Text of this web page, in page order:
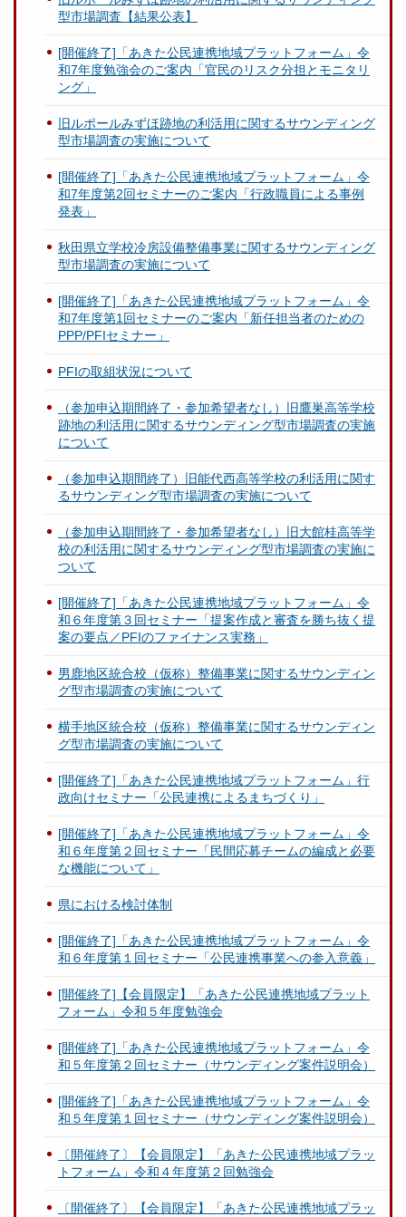
型市場調査【結果公表】
[開催終了]「あきた公民連携地域プラットフォーム」令
和7年度勉強会のご案内「官民のリスク分担とモニタリ
ング」
旧ルポールみずほ跡地の利活用に関するサウンディング
型市場調査の実施について
[開催終了]「あきた公民連携地域プラットフォーム」令
和7年度第2回セミナーのご案内「行政職員による事例
発表」
秋田県立学校冷房設備整備事業に関するサウンディング
型市場調査の実施について
[開催終了]「あきた公民連携地域プラットフォーム」令
和7年度第1回セミナーのご案内「新任担当者のための
PPP/PFIセミナー」
PFIの取組状況について
（参加申込期間終了・参加希望者なし）旧鷹巣高等学校
跡地の利活用に関するサウンディング型市場調査の実施
について
（参加申込期間終了）旧能代西高等学校の利活用に関す
るサウンディング型市場調査の実施について
（参加申込期間終了・参加希望者なし）旧大館桂高等学
校の利活用に関するサウンディング型市場調査の実施に
ついて
[開催終了]「あきた公民連携地域プラットフォーム」令
和６年度第３回セミナー「提案作成と審査を勝ち抜く提
案の要点／PFIのファイナンス実務」
男鹿地区統合校（仮称）整備事業に関するサウンディン
グ型市場調査の実施について
横手地区統合校（仮称）整備事業に関するサウンディン
グ型市場調査の実施について
[開催終了]「あきた公民連携地域プラットフォーム」行
政向けセミナー「公民連携によるまちづくり」
[開催終了]「あきた公民連携地域プラットフォーム」令
和６年度第２回セミナー「民間応募チームの編成と必要
な機能について」
県における検討体制
[開催終了]「あきた公民連携地域プラットフォーム」令
和６年度第１回セミナー「公民連携事業への参入意義」
[開催終了]【会員限定】「あきた公民連携地域プラット
フォーム」令和５年度勉強会
[開催終了]「あきた公民連携地域プラットフォーム」令
和５年度第２回セミナー（サウンディング案件説明会）
[開催終了]「あきた公民連携地域プラットフォーム」令
和５年度第１回セミナー（サウンディング案件説明会）
〔開催終了〕【会員限定】「あきた公民連携地域プラッ
トフォーム」令和４年度第２回勉強会
〔開催終了〕【会員限定】「あきた公民連携地域プラッ